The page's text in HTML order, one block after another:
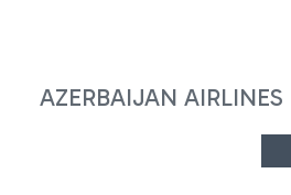
AZERBAIJAN AIRLINES